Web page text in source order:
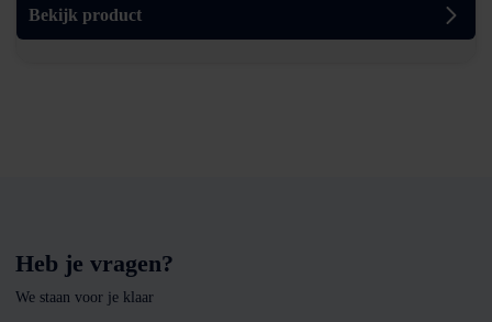
Bekijk product
Heb je vragen?
We staan voor je klaar